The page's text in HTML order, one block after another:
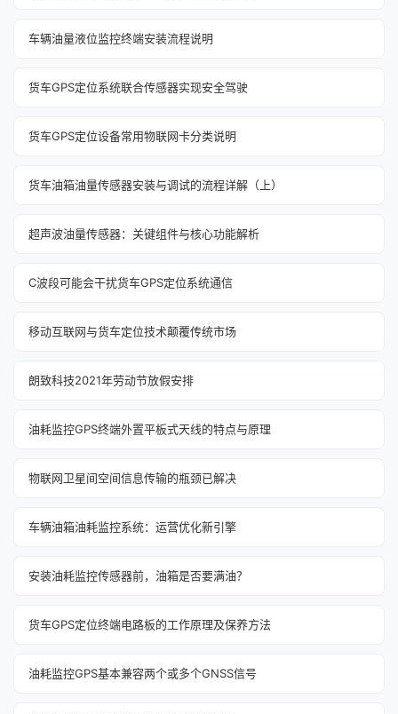
车辆油量液位监控终端安装流程说明
货车GPS定位系统联合传感器实现安全驾驶
货车GPS定位设备常用物联网卡分类说明
货车油箱油量传感器安装与调试的流程详解（上）
超声波油量传感器：关键组件与核心功能解析
C波段可能会干扰货车GPS定位系统通信
移动互联网与货车定位技术颠覆传统市场
朗致科技2021年劳动节放假安排
油耗监控GPS终端外置平板式天线的特点与原理
物联网卫星间空间信息传输的瓶颈已解决
车辆油箱油耗监控系统：运营优化新引擎
安装油耗监控传感器前，油箱是否要满油？
货车GPS定位终端电路板的工作原理及保养方法
油耗监控GPS基本兼容两个或多个GNSS信号